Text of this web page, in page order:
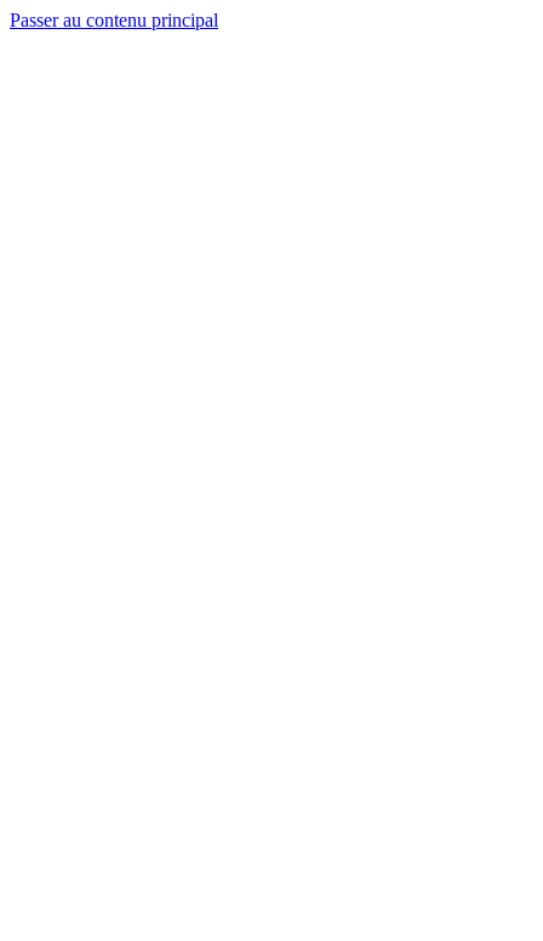
Passer au contenu principal